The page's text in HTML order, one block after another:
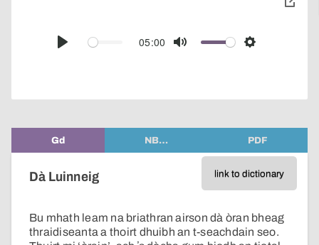
Play
05:00
Mute Settings
toggle
Gd NB… PDF
link to dictionary
Dà Luinneig
Bu mhath leam na briathran airson dà òran bheag
thraidiseanta a thoirt dhuibh an t-seachdain seo.